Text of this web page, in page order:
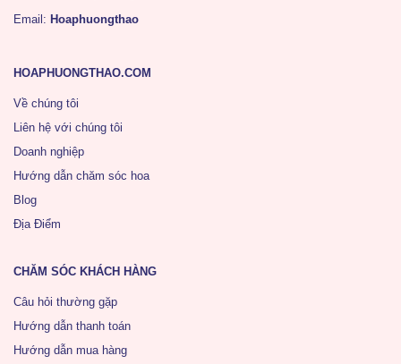
HOAPHUONGTHAO.COM
Về chúng tôi
Liên hệ với chúng tôi
Doanh nghiệp
Hướng dẫn chăm sóc hoa
Blog
Địa Điểm
CHĂM SÓC KHÁCH HÀNG
Câu hỏi thường gặp
Hướng dẫn thanh toán
Hướng dẫn mua hàng
Email: Hoaphuongthao